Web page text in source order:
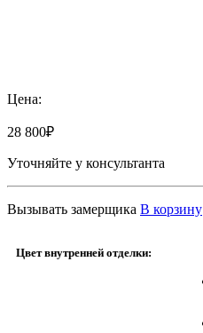
Цена:
28 800₽
Уточняйте у консультанта
Вызывать замерщика В корзину
Цвет внутренней отделки: